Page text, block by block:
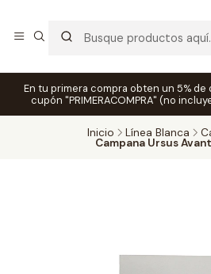
En tu primera compra obten un 5%
cupón "PRIMERACOMPRA" (no
Inicio Línea Blanca
Campana Ursus